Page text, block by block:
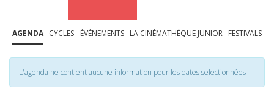
AGENDA CYCLES ÉVÉNEMENTS LA CINÉMATHÈQUE JUNIOR FESTIVALS
L'agenda ne contient aucune information pour les dates selectionnées